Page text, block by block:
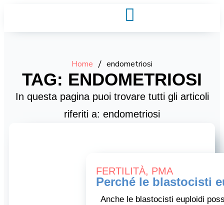
Home / endometriosi
TAG: ENDOMETRIOSI
In questa pagina puoi trovare tutti gli articoli
riferiti a: endometriosi
FERTILITÀ, PMA
Perché le blastocisti
Anche le blastocisti euploidi